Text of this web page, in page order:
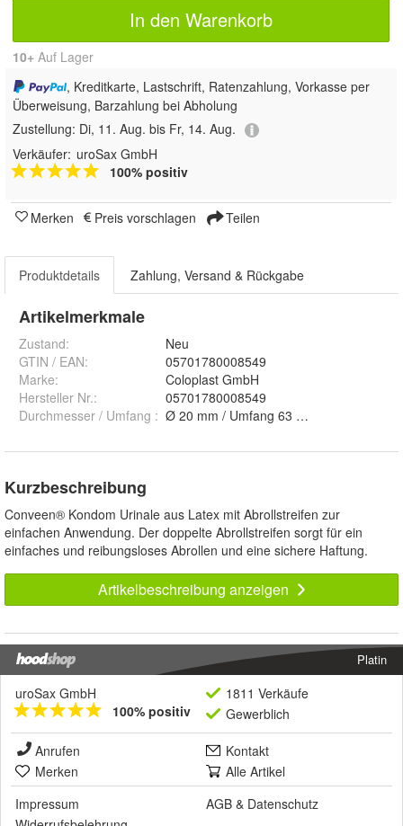
In den Warenkorb
10+ Auf Lager
, Kreditkarte, Lastschrift, Ratenzahlung, Vorkasse per
Überweisung, Barzahlung bei Abholung
Zustellung: Di, 11. Aug. bis Fr, 14. Aug.
Verkäufer: uroSax GmbH
100% positiv
Merken Preis vorschlagen Teilen
Produktdetails Zahlung, Versand & Rückgabe
Artikelmerkmale
Zustand:
Neu
GTIN / EAN:
05701780008549
Marke:
Coloplast GmbH
Hersteller Nr.:
05701780008549
Durchmesser / Umfang : Ø 20 mm / Umfang 63 mm, Ø 25 mm /
Kurzbeschreibung
Conveen® Kondom Urinale aus Latex mit Abrollstreifen zur
einfachen Anwendung. Der doppelte Abrollstreifen sorgt für ein
einfaches und reibungsloses Abrollen und eine sichere Haftung.
Artikelbeschreibung anzeigen
Platin
uroSax GmbH
100% positiv
1811 Verkäufe
Gewerblich
Anrufen
Kontakt
Merken
Alle Artikel
Impressum
AGB & Datenschutz